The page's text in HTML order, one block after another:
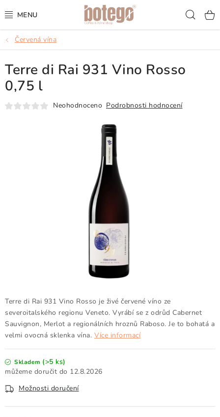
na
KÁVA
FRAPPÉ
VÍNA
Obchodní podmínky
Podmínky ochrany osobních údajů
Velkoobchod
Červená vína
Terre di Rai 931 Vino Rosso je živé červené víno ze
severoitalského regionu Veneto. Vyrábí se z odrůd Cabernet
Sauvignon, Merlot a regionálních hroznů Raboso. Je to bohatá a
velmi ovocná sklenka vína. Více informací
Skladem (>5 ks)
12.8.2026
Možnosti doručení
Terre di Rai 931 Vino Rosso
0,75 l
Neohodnoceno Podrobnosti hodnocení